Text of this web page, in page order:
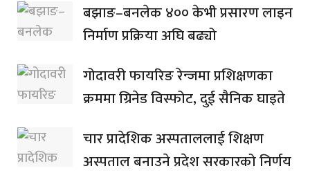
बझाङ–बनलेक ४०० केभी प्रसारण लाइन
निर्माण प्रक्रिया अघि बढ्यो
गोदावरी फायरिङ रेन्जमा प्रशिक्षणका
क्रममा ग्रिनेड विस्फोट, दुई सैनिक घाइते
चार प्रादेशिक अस्पताललाई शिक्षण
अस्पताल बनाउने प्रदेश सरकारको निर्णय